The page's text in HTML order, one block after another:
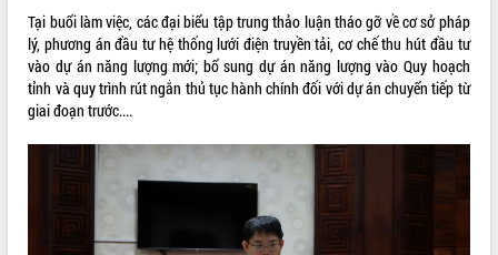
Tại buổi làm việc, các đại biểu tập trung thảo luận tháo gỡ về cơ sở pháp
lý, phương án đầu tư hệ thống lưới điện truyền tải, cơ chế thu hút đầu tư
vào dự án năng lượng mới; bổ sung dự án năng lượng vào Quy hoạch
tỉnh và quy trình rút ngắn thủ tục hành chính đối với dự án chuyển tiếp từ
giai đoạn trước....